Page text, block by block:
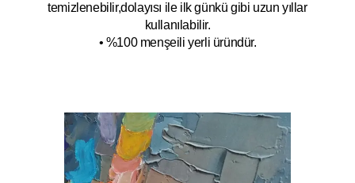
temizlenebilir,dolayısı ile ilkgünkü gibi uzun yıllar
kullanılabilir.
• %100 menşeili yerli üründür.